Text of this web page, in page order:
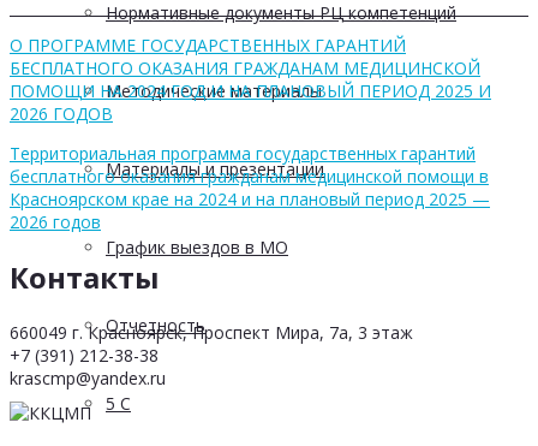
Нормативные документы РЦ компетенций
Методические материалы
Материалы и презентации
График выездов в МО
Отчетность
5 С
О ПРОГРАММЕ ГОСУДАРСТВЕННЫХ ГАРАНТИЙ
БЕСПЛАТНОГО ОКАЗАНИЯ ГРАЖДАНАМ МЕДИЦИНСКОЙ
ПОМОЩИ НА 2024 ГОД И НА ПЛАНОВЫЙ ПЕРИОД 2025 И
2026 ГОДОВ
Территориальная программа государственных гарантий
бесплатного оказания гражданам медицинской помощи в
Красноярском крае на 2024 и на плановый период 2025 —
2026 годов
Контакты
660049 г. Красноярск, Проспект Мира, 7а, 3 этаж
+7 (391) 212-38-38
krascmp@yandex.ru